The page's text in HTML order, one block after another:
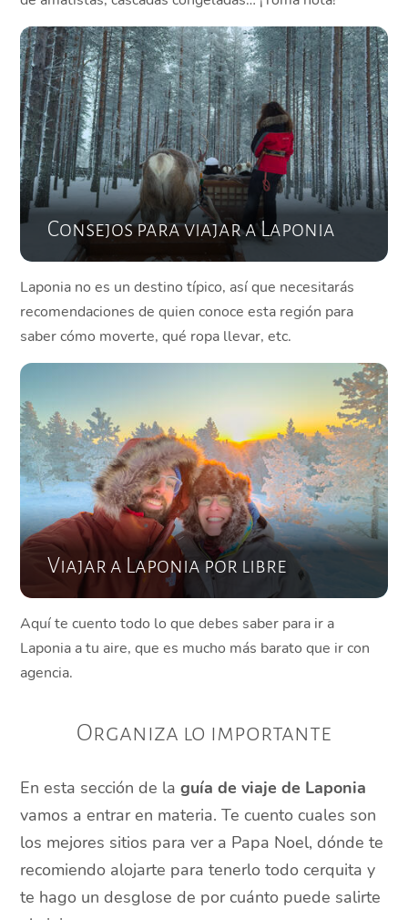
Consejos para viajar a Laponia
Laponia no es un destino típico, así que necesitarás
recomendaciones de quien conoce esta región para
saber cómo moverte, qué ropa llevar, etc.
Viajar a Laponia por libre
Aquí te cuento todo lo que debes saber para ir a
Laponia a tu aire, que es mucho más barato que ir con
agencia.
Organiza lo importante
En esta sección de laguía de viaje de Laponia
vamos a entrar en materia. Te cuento cuales son
los mejores sitios para ver a Papa Noel, dónde te
recomiendo alojarte para tenerlo todo cerquita y
te hago un desglose de por cuánto puede salirte